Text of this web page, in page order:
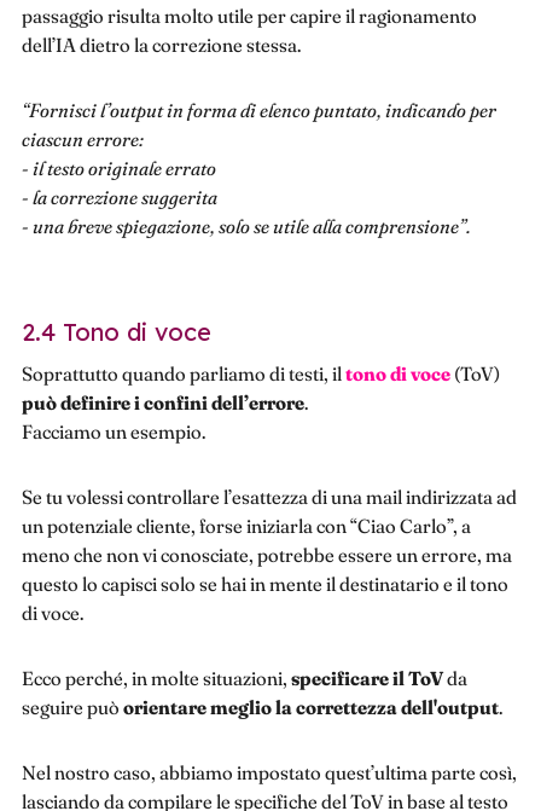
passaggio risulta molto utile per capire il ragionamento
dell’IA dietro la correzione stessa.
“Fornisci l’output in forma di elenco puntato, indicando per
ciascun errore:
- il testo originale errato
- la correzione suggerita
- una breve spiegazione, solo se utile alla comprensione”.
2.4 Tono di voce
Soprattutto quando parliamo di testi, il tono di voce (ToV)
può definire i confini dell’errore.
Facciamo un esempio.
Se tu volessi controllare l’esattezza di una mail indirizzata ad
un potenziale cliente, forse iniziarla con “Ciao Carlo”, a
meno che non vi conosciate, potrebbe essere un errore, ma
questo lo capisci solo se hai in mente il destinatario e il tono
di voce.
Ecco perché, in molte situazioni, specificare il ToVda
seguire può orientare meglio la correttezza dell'output.
Nel nostro caso, abbiamo impostato quest’ultima parte così,
lasciando da compilare le specifiche del ToV in base al testo